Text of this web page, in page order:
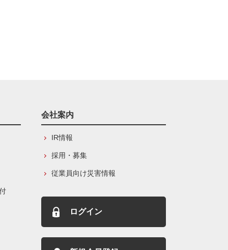
会社案内
IR情報
採用・募集
従業員向け災害情報
ログイン